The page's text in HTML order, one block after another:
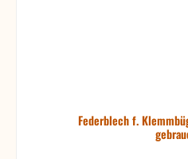
Federblech f.